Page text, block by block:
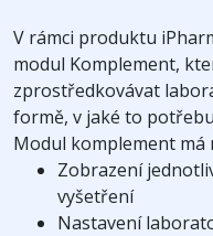
V rámci produktu
modul Komplement,
zprostředkovávat
formě, v jaké to
Modul komplement má
Zobrazení
vyšetření
Nastavení